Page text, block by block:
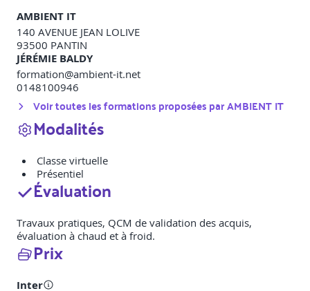
AMBIENT IT
140 AVENUE JEAN LOLIVE
93500 PANTIN
JÉRÉMIE BALDY
formation@ambient-it.net
0148100946
Voir toutes les formations proposées parAMBIENT IT
Modalités
Classe virtuelle
Présentiel
Évaluation
Travaux pratiques, QCM de validation des acquis,
évaluation à chaud et à froid.
Prix
Inter